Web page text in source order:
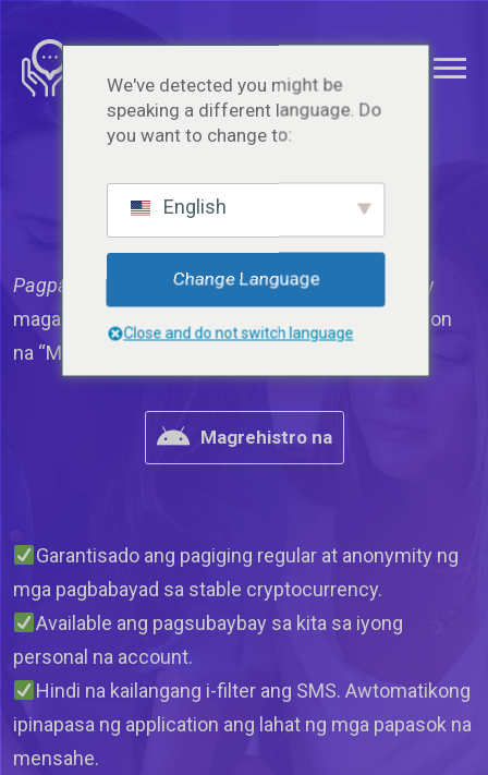
kumita
Pagpaparehistro
sa account ng isang kasosyo ay
magagamit sa pamamagitan ng pag-click sa button
na “Magrehistro ngayon”.
Magrehistro na
Garantisado ang pagiging regular at anonymity ng
mga pagbabayad sa stable cryptocurrency.
Available ang pagsubaybay sa kita sa iyong
personal na account.
Hindi na kailangang i-filter ang SMS. Awtomatikong
ipinapasa ng application ang lahat ng mga papasok na
mensahe.
We've detected you might be
speaking a different language. Do
you want to change to:
English
Change Language
Close and do not switch language